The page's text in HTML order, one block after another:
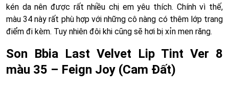
kén da nên được rất nhiều chị em yêu thích. Chính vì thế,
màu 34 này rất phù hợp với những cô nàng có thêm lớp trang
điểm đi kèm. Tuy nhiên đôi khi cũng sẽ hơi bị xỉn men răng.
Son Bbia Last Velvet Lip Tint Ver 8
màu 35 – Feign Joy (Cam Đất)